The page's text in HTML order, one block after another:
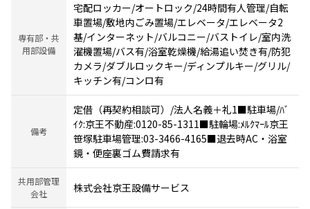
専有部・共
用部設備
宅配ロッカー/オートロック/24時間有人管理/自転
車置場/敷地内ごみ置場/エレベータ/エレベータ2
基/インターネット/バルコニー/バストイレ/室内洗
濯機置場/バス有/浴室乾燥機/給湯追い焚き有/防犯
カメラ/ダブルロックキー/ディンプルキー/グリル/
キッチン有/コンロ有
備考
定借（再契約相談可）/法人名義＋礼1■駐車場/ﾊﾞ
ｲｸ:京王不動産:0120-85-1311■駐輪場:ﾒﾙｸﾏｰﾙ京王
笹塚駐車場管理:03-3466-4165■退去時AC・浴室
鏡・便座裏ゴム費請求有
共用部管理
会社
株式会社京王設備サービス